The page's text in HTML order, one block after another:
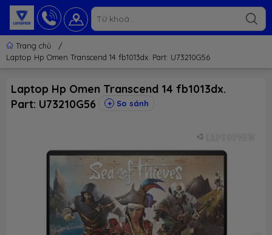
Trang chủ
/
Laptop Hp Omen Transcend 14 fb1013dx. Part: U73210G56
Laptop Hp Omen Transcend 14 fb1013dx.
Part: U73210G56
So sánh